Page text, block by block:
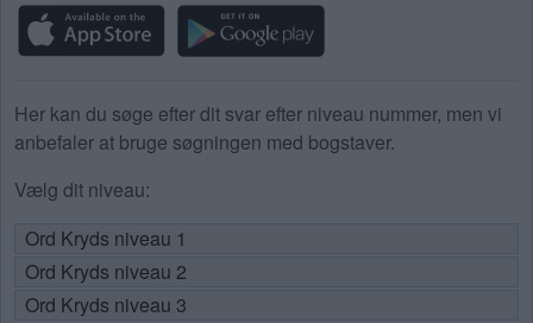
Her kan du søge efter dit svar efter niveau nummer, men vi
anbefaler at bruge søgningen med bogstaver.
Vælg dit niveau:
Ord Kryds niveau 1
Ord Kryds niveau 2
Ord Kryds niveau 3